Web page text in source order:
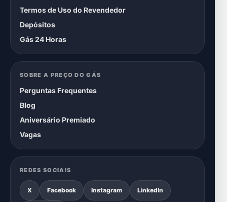
Termos de Uso do Revendedor
Depósitos
Gás 24 Horas
SOBRE A PREÇO DO GÁS
Perguntas Frequentes
Blog
Aniversário Premiado
Vagas
REDES SOCIAIS
X Facebook Instagram LinkedIn